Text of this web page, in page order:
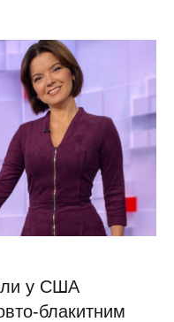
у США
блакитним